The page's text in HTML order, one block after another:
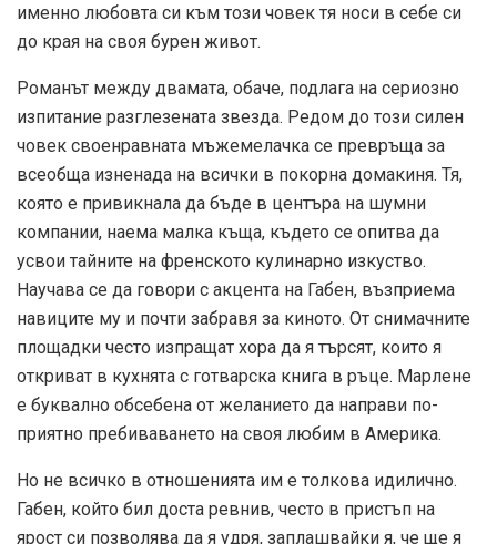
именно любовта си към този човек тя носи в себе си
до края на своя бурен живот.
Романът между двамата, обаче, подлага на сериозно
изпитание разглезената звезда. Редом до този силен
човек своенравната мъжемелачка се превръща за
всеобща изненада на всички в покорна домакиня. Тя,
която е привикнала да бъде в центъра на шумни
компании, наема малка къща, където се опитва да
усвои тайните на френското кулинарно изкуство.
Научава се да говори с акцента на Габен, възприема
навиците му и почти забравя за киното. От снимачните
площадки често изпращат хора да я търсят, които я
откриват в кухнята с готварска книга в ръце. Марлене
е буквално обсебена от желанието да направи по-
приятно пребиваването на своя любим в Америка.
Но не всичко в отношенията им е толкова идилично.
Габен, който бил доста ревнив, често в пристъп на
ярост си позволява да я удря, заплашвайки я, че ще я